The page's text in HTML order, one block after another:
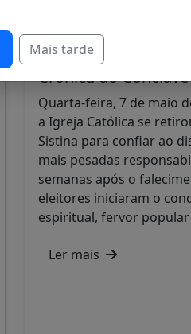
Notícias
Crônica do
Quarta-feira, 7 de maio
a Igreja Católica se
Sistina para confiar ao
mais pesadas
semanas após o
eleitores iniciaram o
espiritual, fervor
Ler mais
Mais tarde